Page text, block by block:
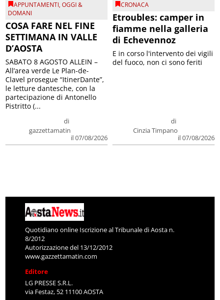
APPUNTAMENTI,OGGI &
DOMANI
COSA FARE NEL FINE
SETTIMANA IN VALLE
D’AOSTA
di
gazzettamatin
il 07/08/2026
SABATO 8 AGOSTO ALLEIN –
All’area verde Le Plan-de-
Clavel prosegue “ItinerDante”,
le letture dantesche, con la
partecipazione di Antonello
Pistritto (...
CRONACA
Etroubles: camper in
fiamme nella galleria
di Echevennoz
di
Cinzia Timpano
il 07/08/2026
E in corso l'intervento dei vigili
del fuoco, non ci sono feriti
Quotidiano online Iscrizione al Tribunale di Aosta n.
8/2012
Autorizzazione del 13/12/2012
www.gazzettamatin.com
Editore
LG PRESSE S.R.L.
via Festaz, 52 11100 AOSTA